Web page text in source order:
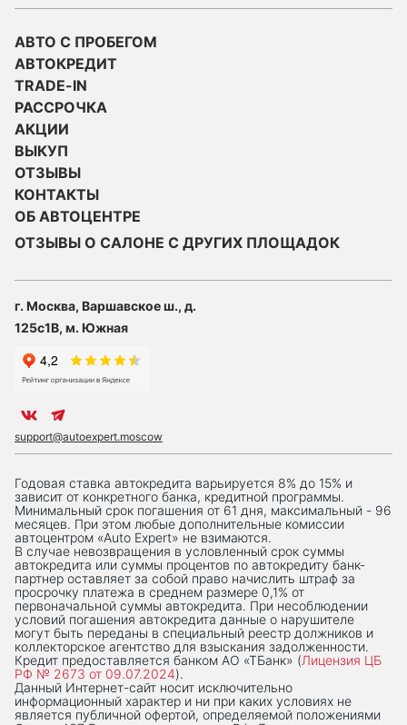
АВТО С ПРОБЕГОМ
АВТОКРЕДИТ
TRADE-IN
РАССРОЧКА
АКЦИИ
ВЫКУП
ОТЗЫВЫ
КОНТАКТЫ
ОБ АВТОЦЕНТРЕ
ОТЗЫВЫ О САЛОНЕ С ДРУГИХ ПЛОЩАДОК
г. Москва, Варшавское ш., д.
125с1В, м. Южная
support@autoexpert.moscow
Годовая ставка автокредита варьируется 8% до 15% и
зависит от конкретного банка, кредитной программы.
Минимальный срок погашения от 61 дня, максимальный - 96
месяцев. При этом любые дополнительные комиссии
автоцентром «Auto Expert» не взимаются.
В случае невозвращения в условленный срок суммы
автокредита или суммы процентов по автокредиту банк-
партнер оставляет за собой право начислить штраф за
просрочку платежа в среднем размере 0,1% от
первоначальной суммы автокредита. При несоблюдении
условий погашения автокредита данные о нарушителе
могут быть переданы в специальный реестр должников и
коллекторское агентство для взыскания задолженности.
Кредит предоставляется банком АО «ТБанк» (Лицензия ЦБ
РФ № 2673 от 09.07.2024).
Данный Интернет-сaйт носит исключительно
информационный характер и ни при каких условиях не
является публичной офертой, определяемой положениями